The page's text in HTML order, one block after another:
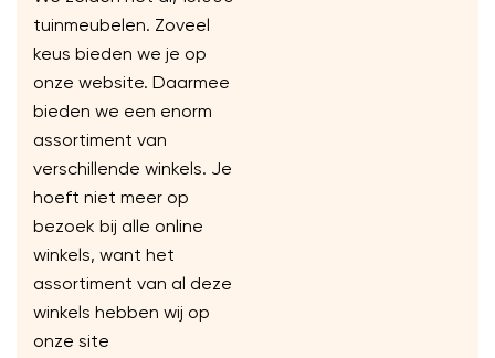
tuinmeubelen. Zoveel
keus bieden we je op
onze website. Daarmee
bieden we een enorm
assortiment van
verschillende winkels. Je
hoeft niet meer op
bezoek bij alle online
winkels, want het
assortiment van al deze
winkels hebben wij op
onze site